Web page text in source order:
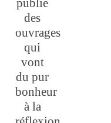
publie
des
ouvrages
qui
vont
du pur
bonheur
à la